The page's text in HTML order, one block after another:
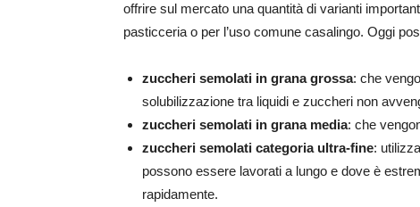
offrire sul mercato una quantità di varianti
pasticceria o per l’uso comune casalingo. Oggi
zuccheri semolati in grana grossa: che
solubilizzazione tra liquidi e zuccheri non
zuccheri semolati in grana media: che
zuccheri semolati categoria ultra-fine:
possono essere lavorati a lungo e dove è
rapidamente.